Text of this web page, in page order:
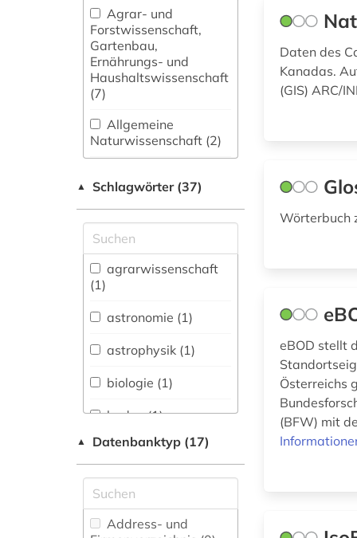
Agrar- und
Forstwissenschaft,
Gartenbau,
Ernährungs- und
Haushaltswissenschaft
(7)
Allgemeine
Naturwissenschaft (2)
fachübergreifende
Allgemeine und
vergleichende Sprach-
und
Literaturwissenschaft.
Außereuropäische
Literaturen (0)
Anglistik.
Amerikanistik (0)
Vermessungswesen (2)
Biologie,
▲ Schlagwörter (37)
agrarwissenschaft
(1)
astronomie (1)
astrophysik (1)
biologie (1)
boden (1)
bodenkunde (12)
bodenschutz (1)
bodenverschmutzung
▲ Datenbanktyp (17)
Address- und
Daten des
Kanadas.
(GIS) ARC/
Wörterbuch
eBOD stellt
Österreichs
(BFW) mit